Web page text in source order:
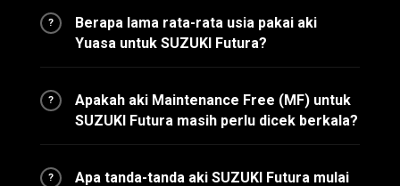
?
Berapa lama rata-rata usia pakai aki
Yuasa untuk SUZUKI Futura?
?
Apakah aki Maintenance Free (MF) untuk
SUZUKI Futura masih perlu dicek berkala?
? Apa tanda-tanda aki SUZUKI Futura mulai